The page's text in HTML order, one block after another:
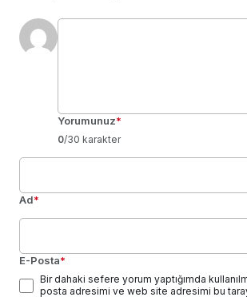
Yorumunuz*
0/30 karakter
Ad*
E-Posta*
Bir dahaki sefere yorum yaptığımda
posta adresimi ve web site adresimi bu